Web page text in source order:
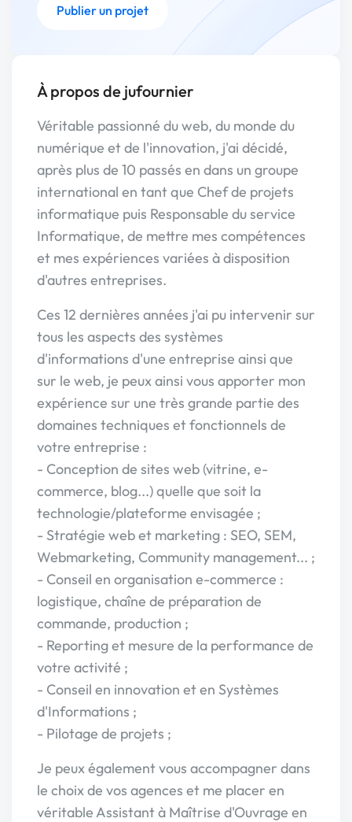
Publier un projet
À propos de jufournier
Véritable passionné du web, du monde du
numérique et de l'innovation, j'ai décidé,
après plus de 10 passés en dans un groupe
international en tant que Chef de projets
informatique puis Responsable du service
Informatique, de mettre mes compétences
et mes expériences variées à disposition
d'autres entreprises.
Ces 12 dernières années j'ai pu intervenir sur
tous les aspects des systèmes
d'informations d'une entreprise ainsi que
sur le web, je peux ainsi vous apporter mon
expérience sur une très grande partie des
domaines techniques et fonctionnels de
votre entreprise :
- Conception de sites web (vitrine, e-
commerce, blog...) quelle que soit la
technologie/plateforme envisagée ;
- Stratégie web et marketing : SEO, SEM,
Webmarketing, Community management... ;
- Conseil en organisation e-commerce :
logistique, chaîne de préparation de
commande, production ;
- Reporting et mesure de la performance de
votre activité ;
- Conseil en innovation et en Systèmes
d'Informations ;
- Pilotage de projets ;
Je peux également vous accompagner dans
le choix de vos agences et me placer en
véritable Assistant à Maîtrise d'Ouvrage en